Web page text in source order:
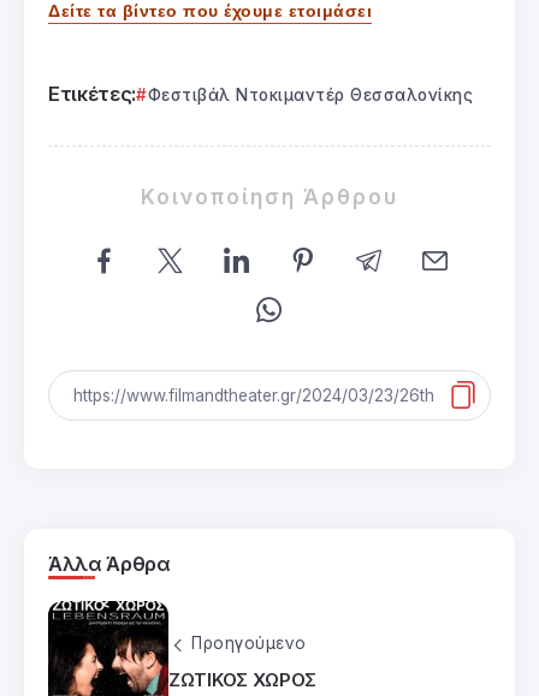
Δείτε τα βίντεο που έχουμε ετοιμάσει
Ετικέτες: Φεστιβάλ Ντοκιμαντέρ Θεσσαλονίκης
Κοινοποίηση Άρθρου
Άλλα Άρθρα
Προηγούμενο
ΖΩΤΙΚΟΣ ΧΩΡΟΣ